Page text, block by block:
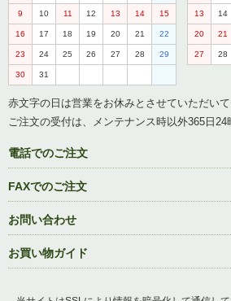
9 10 11 12 13 14 15
16 17 18 19 20 21 22
23 24 25 26 27 28 29
30 31
13 14
20 21
27 28
赤文字の日は営業をお休みとさせていただいて
ご注文の受付は、メンテナンス時以外365日24
電話でのご注文
FAXでのご注文
お問い合わせ
お買い物ガイド